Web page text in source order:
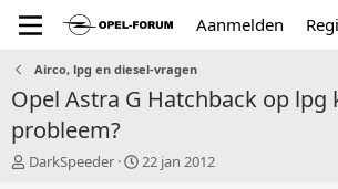
Aanmelden
Airco, lpg en diesel-vragen
Opel Astra G Hatchback op lpg
probleem?
T
DarkSpeeder
S
22 jan 2012